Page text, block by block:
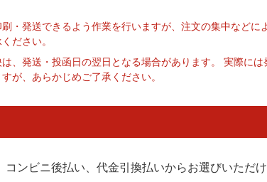
・発送できるよう作業を行いますが、注文の集中などに
ださい。
、発送・投函日の翌日となる場合があります。 実際には
が、あらかじめご了承ください。
コンビニ後払い、代金引換払いからお選びいただけ